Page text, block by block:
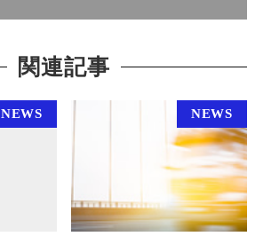
関連記事
NEWS NEWS